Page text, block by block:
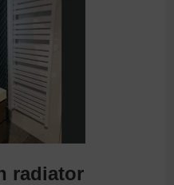
radiator